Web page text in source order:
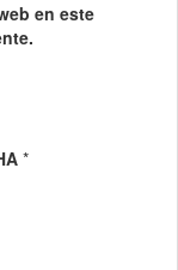
en este
*